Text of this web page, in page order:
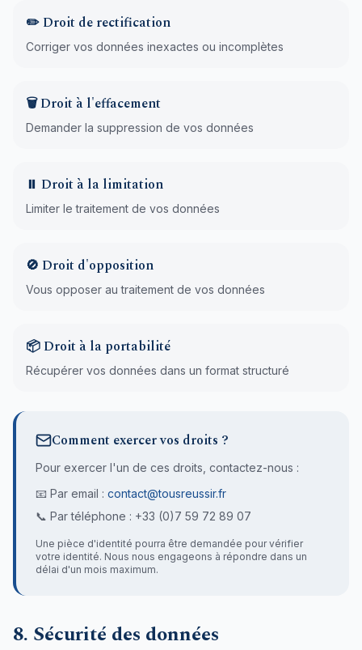
✏️ Droit de rectification
Corriger vos données inexactes ou incomplètes
🗑️ Droit à l'effacement
Demander la suppression de vos données
⏸️ Droit à la limitation
Limiter le traitement de vos données
🚫 Droit d'opposition
Vous opposer au traitement de vos données
📦 Droit à la portabilité
Récupérer vos données dans un format structuré
Comment exercer vos droits ?
Pour exercer l'un de ces droits, contactez-nous :
📧 Par email : contact@tousreussir.fr
📞 Par téléphone : +33 (0)7 59 72 89 07
Une pièce d'identité pourra être demandée pour vérifier
votre identité. Nous nous engageons à répondre dans un
délai d'un mois maximum.
8. Sécurité des données